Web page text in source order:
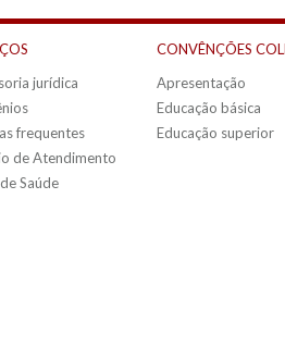
jurídica
frequentes
de Atendimento
Saúde
CONVÊNÇÕES
Apresentação
Educação básica
Educação superior